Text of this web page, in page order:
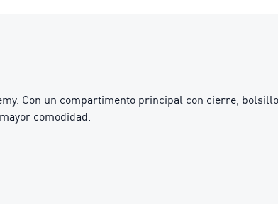
Con un compartimento principal con cierre,
comodidad.